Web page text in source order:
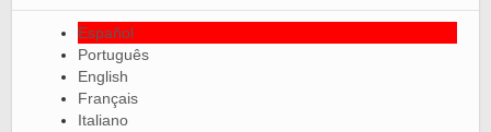
Español
Português
English
Français
Italiano